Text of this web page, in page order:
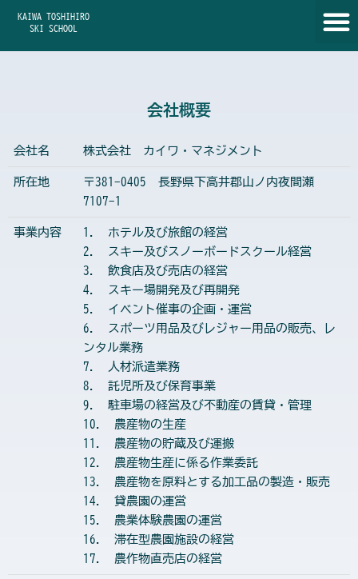
KAIWA TOSHIHIRO
SKI SCHOOL
会社概要
会社名 株式会社 カイワ・マネジメント
所在地
〒381-0405 長野県下高井郡山ノ内夜間瀬
7107-1
事業内容
1. ホテル及び旅館の経営
2. スキー及びスノーボードスクール経営
3. 飲食店及び売店の経営
4. スキー場開発及び再開発
5. イベント催事の企画・運営
6. スポーツ用品及びレジャー用品の販売、レ
ンタル業務
7. 人材派遣業務
8. 託児所及び保育事業
9. 駐車場の経営及び不動産の賃貸・管理
10. 農産物の生産
11. 農産物の貯蔵及び運搬
12. 農産物生産に係る作業委託
13. 農産物を原料とする加工品の製造・販売
14. 貸農園の運営
15. 農業体験農園の運営
16. 滞在型農園施設の経営
17. 農作物直売店の経営